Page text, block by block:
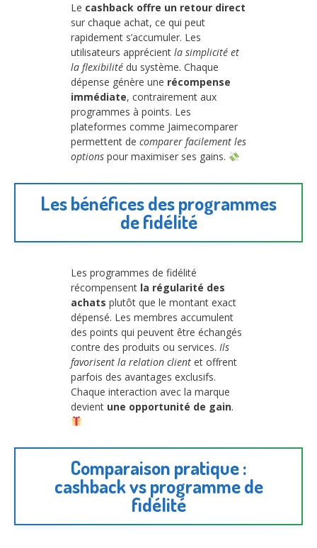
Le cashback offre un retour direct
sur chaque achat, ce qui peut
rapidement s’accumuler. Les
utilisateurs apprécient la simplicité et
la flexibilité du système. Chaque
dépense génère une récompense
immédiate, contrairement aux
programmes à points. Les
plateformes comme Jaimecomparer
permettent de comparer facilement les
options pour maximiser ses gains.
Les bénéfices des programmes
de fidélité
Les programmes de fidélité
récompensent la régularité des
achats plutôt que le montant exact
dépensé. Les membres accumulent
des points qui peuvent être échangés
contre des produits ou services. Ils
favorisent la relation client et offrent
parfois des avantages exclusifs.
Chaque interaction avec la marque
devient une opportunité de gain.
Comparaison pratique :
cashback vs programme de
fidélité